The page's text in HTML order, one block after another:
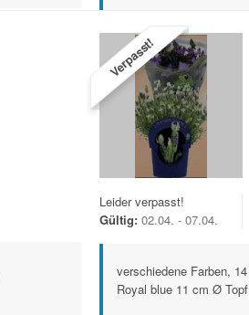
Verpasst!
Leider verpasst!
Gültig: 02.04. - 07.04.
verschiedene Farben,
Royal blue 11 cm Ø